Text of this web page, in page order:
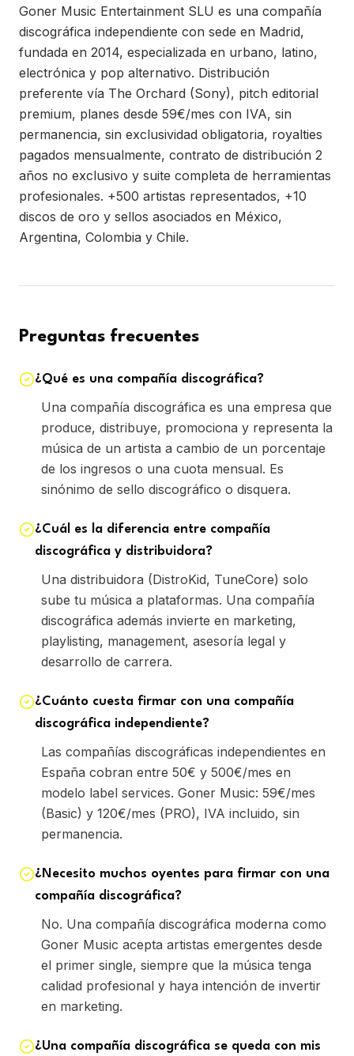
Goner Music Entertainment SLU es una compañía
discográfica independiente con sede en Madrid,
fundada en 2014, especializada en urbano, latino,
electrónica y pop alternativo. Distribución
preferente vía The Orchard (Sony), pitch editorial
premium, planes desde 59€/mes con IVA, sin
permanencia, sin exclusividad obligatoria, royalties
pagados mensualmente, contrato de distribución 2
años no exclusivo y suite completa de herramientas
profesionales. +500 artistas representados, +10
discos de oro y sellos asociados en México,
Argentina, Colombia y Chile.
Preguntas frecuentes
¿Qué es una compañía discográfica?
Una compañía discográfica es una empresa que
produce, distribuye, promociona y representa la
música de un artista a cambio de un porcentaje
de los ingresos o una cuota mensual. Es
sinónimo de sello discográfico o disquera.
¿Cuál es la diferencia entre compañía
discográfica y distribuidora?
Una distribuidora (DistroKid, TuneCore) solo
sube tu música a plataformas. Una compañía
discográfica además invierte en marketing,
playlisting, management, asesoría legal y
desarrollo de carrera.
¿Cuánto cuesta firmar con una compañía
discográfica independiente?
Las compañías discográficas independientes en
España cobran entre 50€ y 500€/mes en
modelo label services. Goner Music: 59€/mes
(Basic) y 120€/mes (PRO), IVA incluido, sin
permanencia.
¿Necesito muchos oyentes para firmar con una
compañía discográfica?
No. Una compañía discográfica moderna como
Goner Music acepta artistas emergentes desde
el primer single, siempre que la música tenga
calidad profesional y haya intención de invertir
en marketing.
¿Una compañía discográfica se queda con mis